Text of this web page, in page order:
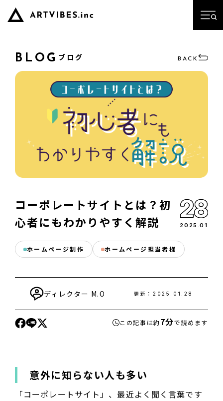
BLOG ブログ BACK
コーポレートサイトとは？初
心者にもわかりやすく解説
28
2025 .01
ホームページ制作 ホームページ担当者様
ディレクター M.O 更新： 2025.01.28
この記事は約7分で読めます
意外に知らない人も多い
「コーポレートサイト」、最近よく聞く言葉です